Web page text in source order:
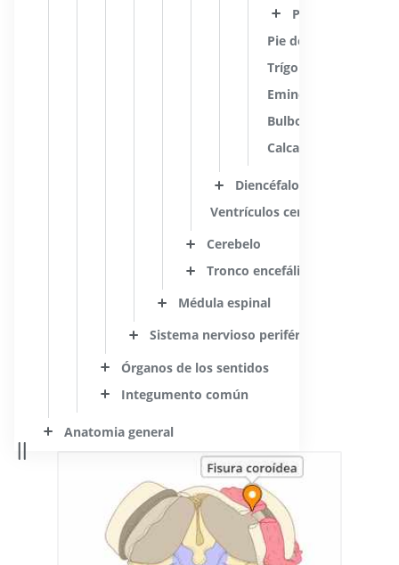
Plexo coroideo
Pie del hipocampo
Trígono colateral
Eminencia colateral
Bulbo del cuerno
Calcar avis
Diencéfalo
Ventrículos cerebrales
Cerebelo
Tronco encefálico
Médula espinal
Sistema nervioso periférico
Órganos de los sentidos
Integumento común
Anatomia general